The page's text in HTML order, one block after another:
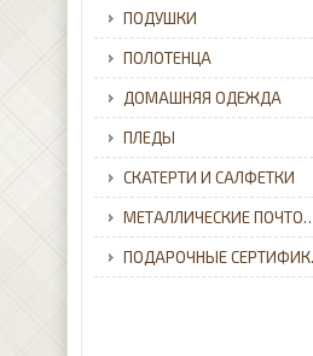
ПОДУШКИ
ПОЛОТЕНЦА
ДОМАШНЯЯ ОДЕЖДА
ПЛЕДЫ
СКАТЕРТИ И САЛФЕТКИ
МЕТАЛЛИЧЕСКИЕ ПОЧТОВЫЕ ЯЩИКИ ДЛЯ